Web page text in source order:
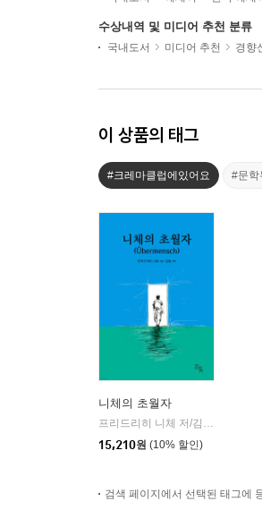
수상내역 및 미디어 추천 분류
국내도서 미디어 추천 경향
이 상품의 태그
#크레마클럽에있어요 #문학
니체의 초월자
프리드리히 니체 저/김철 편역
15,210원 (10% 할인)
검색 페이지에서 선택된 태그에